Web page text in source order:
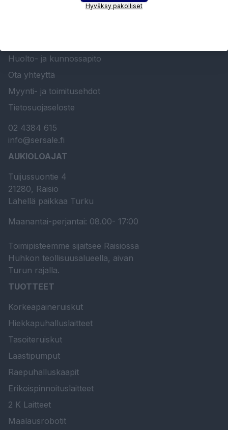
SERSALE OY MAALAUSLAITTEIDEN ERIKOISLIIKE
Huolto- ja kunnossapito
Ota yhteyttä
Myynti- ja toimitusehdot
Tietosuojaseloste
02 4384 615
info@sersale.fi
AUKIOLOAJAT
Tuijussuontie 4
21280, Raisio
Lähellä paikkaa Turku
Maanantai-perjantai: 08.00- 17:00
Toimipisteemme sijaitsee Raisiossa
Huhkon teollisuusalueella, aivan
Turun rajalla.
TUOTTEET
Korkeapaineruiskut
Hiekkapuhalluslaitteet
Tasoiteruiskut
Laastipumput
Raepuhalluskaapit
Erikoispinnoituslaitteet
2 K Laitteet
Maalausrobotit
Hyväksy pakolliset